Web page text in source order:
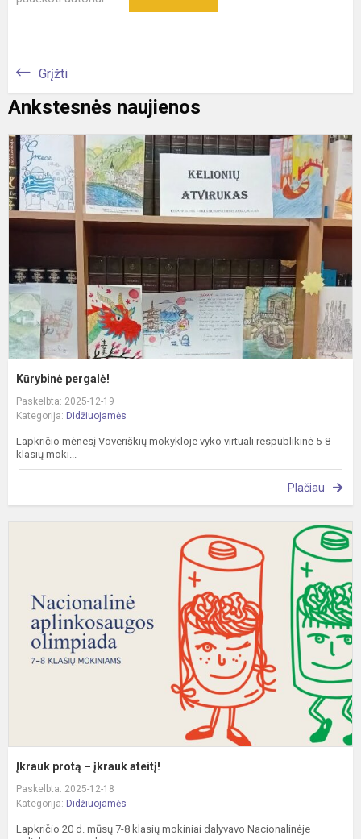
Grįžti
Ankstesnės naujienos
Kūrybinė pergalė!
Paskelbta: 2025-12-19
Kategorija: Didžiuojamės
Lapkričio mėnesį Voveriškių mokykloje vyko virtuali respublikinė 5-8
klasių moki...
Plačiau
Įkrauk protą – įkrauk ateitį!
Paskelbta: 2025-12-18
Kategorija: Didžiuojamės
Lapkričio 20 d. mūsų 7-8 klasių mokiniai dalyvavo Nacionalinėje